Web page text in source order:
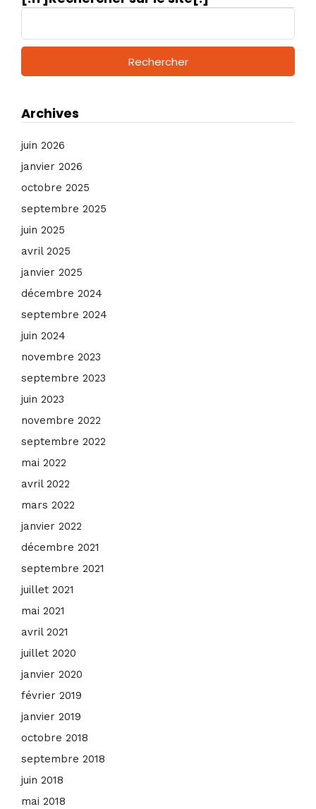
c
e
c
h
e
r
:
Archives
juin 2026
janvier 2026
octobre 2025
septembre 2025
juin 2025
avril 2025
janvier 2025
décembre 2024
septembre 2024
juin 2024
novembre 2023
septembre 2023
juin 2023
novembre 2022
septembre 2022
mai 2022
avril 2022
mars 2022
janvier 2022
décembre 2021
septembre 2021
juillet 2021
mai 2021
avril 2021
juillet 2020
janvier 2020
février 2019
janvier 2019
octobre 2018
septembre 2018
juin 2018
mai 2018